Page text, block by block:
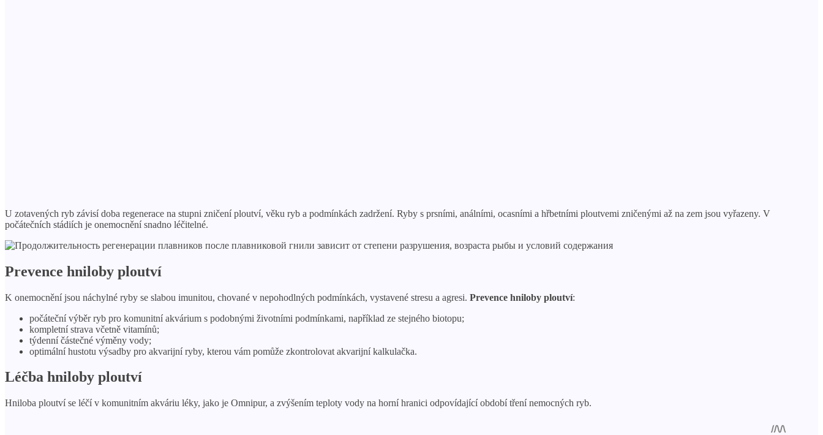
U zotavených ryb závisí doba regenerace na stupni zničení ploutví, věku ryb a podmínkách zadržení. Ryby s prsními, análními, ocasními a hřbetními ploutvemi zničenými až na zem jsou vyřazeny. V
počátečních stádiích je onemocnění snadno léčitelné.
Prevence hniloby ploutví
K onemocnění jsou náchylné ryby se slabou imunitou, chované v nepohodlných podmínkách, vystavené stresu a agresi. Prevence hniloby ploutví:
počáteční výběr ryb pro komunitní akvárium s podobnými životními podmínkami, například ze stejného biotopu;
kompletní strava včetně vitamínů;
týdenní částečné výměny vody;
optimální hustotu výsadby pro akvarijní ryby, kterou vám pomůže zkontrolovat akvarijní kalkulačka.
Léčba hniloby ploutví
Hniloba ploutví se léčí v komunitním akváriu léky, jako je Omnipur, a zvýšením teploty vody na horní hranici odpovídající období tření nemocných ryb.